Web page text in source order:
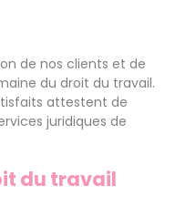
de nos clients et de
du droit du travail.
attestent de
juridiques de
du travail